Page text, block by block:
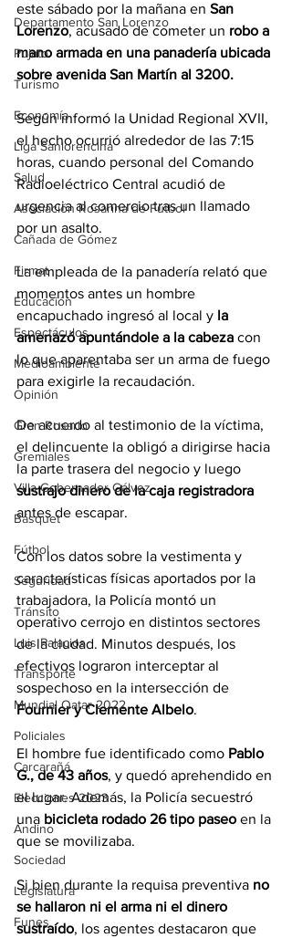
Departamento San Lorenzo
Pujato
Turismo
Economía
Liga Sanlorencina
Salud
Asociación Rosarina de Fútbol
Cañada de Gómez
Firmat
Educación
Espectáculos
Medioambiente
Opinión
Gran Rosario
Gremiales
Villa Gobernador Gálvez
Básquet
Fútbol
Seguridad
Tránsito
Luis Palacios
Transporte
Mundial Qatar 2022
Policiales
Carcarañá
Elecciones 2023
Andino
Sociedad
Legislatura
Funes
este sábado por la mañana en San
Lorenzo, acusado de cometer un robo a
mano armada en una panadería ubicada
sobre avenida San Martín al 3200.
Según informó la Unidad Regional XVII,
el hecho ocurrió alrededor de las 7:15
horas, cuando personal del Comando
Radioeléctrico Central acudió de
urgencia al comercio tras un llamado
por un asalto.
La empleada de la panadería relató que
momentos antes un hombre
encapuchado ingresó al local y la
amenazó apuntándole a la cabeza con
lo que aparentaba ser un arma de fuego
para exigirle la recaudación.
De acuerdo al testimonio de la víctima,
el delincuente la obligó a dirigirse hacia
la parte trasera del negocio y luego
sustrajo dinero de la caja registradora
antes de escapar.
Con los datos sobre la vestimenta y
características físicas aportados por la
trabajadora, la Policía montó un
operativo cerrojo en distintos sectores
de la ciudad. Minutos después, los
efectivos lograron interceptar al
sospechoso en la intersección de
Fournier y Clemente Albelo.
El hombre fue identificado como Pablo
G., de 43 años, y quedó aprehendido en
el lugar. Además, la Policía secuestró
una bicicleta rodado 26 tipo paseo en la
que se movilizaba.
Si bien durante la requisa preventiva no
se hallaron ni el arma ni el dinero
sustraído, los agentes destacaron que